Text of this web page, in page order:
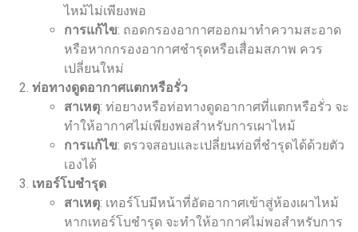
ไหม้ไม่เพียงพอ
การแก้ไข: ถอดกรองอากาศออกมาทำความสะอาด
หรือหากกรองอากาศชำรุดหรือเสื่อมสภาพ ควร
เปลี่ยนใหม่
ท่อทางดูดอากาศแตกหรือรั่ว
สาเหตุ: ท่อยางหรือท่อทางดูดอากาศที่แตกหรือรั่ว จะ
ทำให้อากาศไม่เพียงพอสำหรับการเผาไหม้
การแก้ไข: ตรวจสอบและเปลี่ยนท่อที่ชำรุดได้ด้วยตัว
เองได้
เทอร์โบชำรุด
สาเหตุ: เทอร์โบมีหน้าที่อัดอากาศเข้าสู่ห้องเผาไหม้
หากเทอร์โบชำรุด จะทำให้อากาศไม่พอสำหรับการ